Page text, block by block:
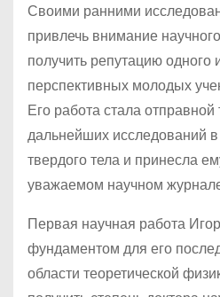
Своими ранними
привлечь внимание
получить репутацию одного
перспективных молодых
Его работа стала отправной
дальнейших исследований
твердого тела и принесла
уважаемом научном
Первая научная работа
фундаментом для его
области теоретической